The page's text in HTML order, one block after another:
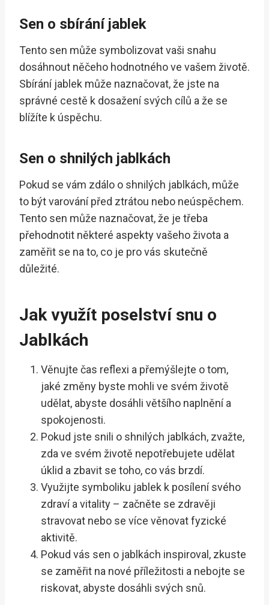
Sen o sbírání jablek
Tento sen může symbolizovat vaši snahu
dosáhnout něčeho hodnotného ve vašem životě.
Sbírání jablek může naznačovat, že jste na
správné cestě k dosažení svých cílů a že se
blížíte k úspěchu.
Sen o shnilých jablkách
Pokud se vám zdálo o shnilých jablkách, může
to být varování před ztrátou nebo neúspěchem.
Tento sen může naznačovat, že je třeba
přehodnotit některé aspekty vašeho života a
zaměřit se na to, co je pro vás skutečně
důležité.
Jak využít poselství snu o
Jablkách
Věnujte čas reflexi a přemýšlejte o tom,
jaké změny byste mohli ve svém životě
udělat, abyste dosáhli většího naplnění a
spokojenosti.
Pokud jste snili o shnilých jablkách, zvažte,
zda ve svém životě nepotřebujete udělat
úklid a zbavit se toho, co vás brzdí.
Využijte symboliku jablek k posílení svého
zdraví a vitality – začněte se zdravěji
stravovat nebo se více věnovat fyzické
aktivitě.
Pokud vás sen o jablkách inspiroval, zkuste
se zaměřit na nové příležitosti a nebojte se
riskovat, abyste dosáhli svých snů.